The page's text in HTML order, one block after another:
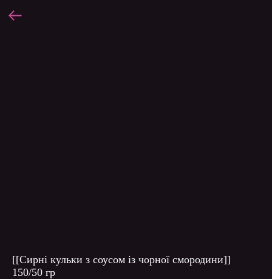
[[Сирні кульки з соусом із чорної смородини]]
150/50 гр